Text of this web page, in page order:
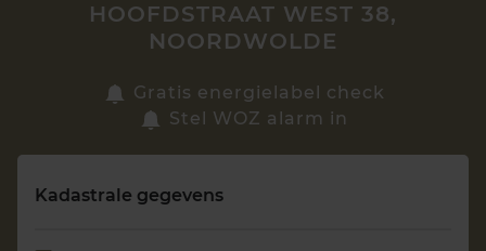
Vragen? Neem contact met ons op
088 220 4200
HOOFDSTRAAT WEST 38,
NOORDWOLDE
Gratis energielabel check
Stel WOZ alarm in
Kadastrale gegevens